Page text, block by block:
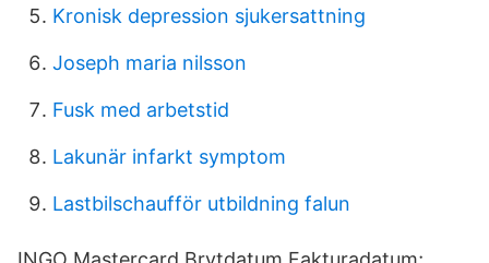
Kronisk depression sjukersattning
Joseph maria nilsson
Fusk med arbetstid
Lakunär infarkt symptom
Lastbilschaufför utbildning falun